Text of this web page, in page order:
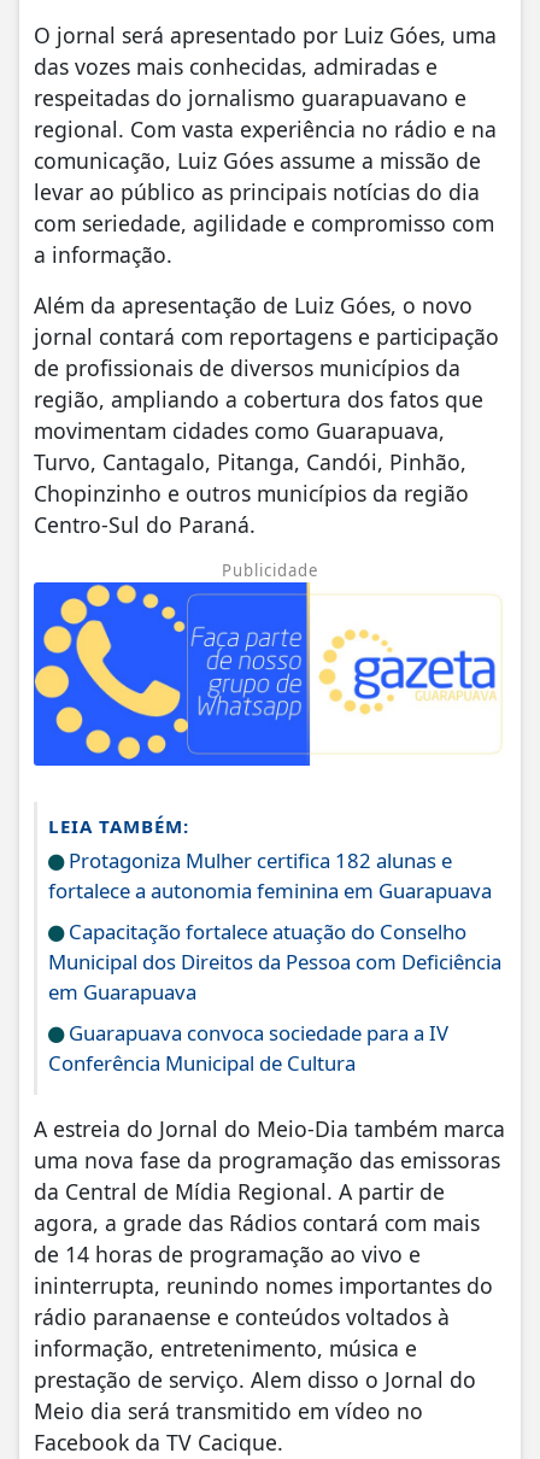
O jornal será apresentado por Luiz Góes, uma
das vozes mais conhecidas, admiradas e
respeitadas do jornalismo guarapuavano e
regional. Com vasta experiência no rádio e na
comunicação, Luiz Góes assume a missão de
levar ao público as principais notícias do dia
com seriedade, agilidade e compromisso com
a informação.
Além da apresentação de Luiz Góes, o novo
jornal contará com reportagens e participação
de profissionais de diversos municípios da
região, ampliando a cobertura dos fatos que
movimentam cidades como Guarapuava,
Turvo, Cantagalo, Pitanga, Candói, Pinhão,
Chopinzinho e outros municípios da região
Centro-Sul do Paraná.
Publicidade
LEIA TAMBÉM:
Protagoniza Mulher certifica 182 alunas e
fortalece a autonomia feminina em Guarapuava
Capacitação fortalece atuação do Conselho
Municipal dos Direitos da Pessoa com Deficiência
em Guarapuava
Guarapuava convoca sociedade para a IV
Conferência Municipal de Cultura
A estreia do Jornal do Meio-Dia também marca
uma nova fase da programação das emissoras
da Central de Mídia Regional. A partir de
agora, a grade das Rádios contará com mais
de 14 horas de programação ao vivo e
ininterrupta, reunindo nomes importantes do
rádio paranaense e conteúdos voltados à
informação, entretenimento, música e
prestação de serviço. Alem disso o Jornal do
Meio dia será transmitido em vídeo no
Facebook da TV Cacique.